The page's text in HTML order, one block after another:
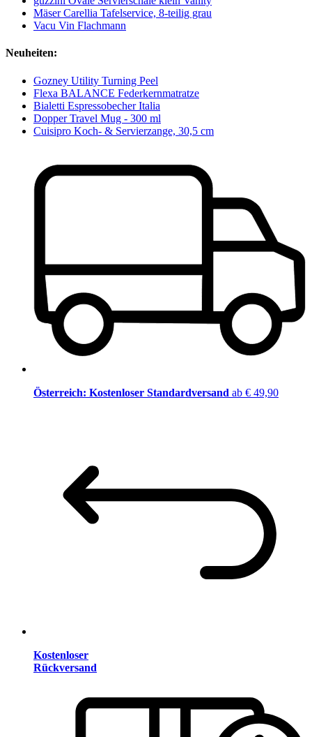
Mäser Carellia Tafelservice, 8-teilig grau
Vacu Vin Flachmann
Neuheiten:
Gozney Utility Turning Peel
Flexa BALANCE Federkernmatratze
Bialetti Espressobecher Italia
Dopper Travel Mug - 300 ml
Cuisipro Koch- & Servierzange, 30,5 cm
Österreich: Kostenloser Standardversand ab € 49,90
Kostenloser
Rückversand